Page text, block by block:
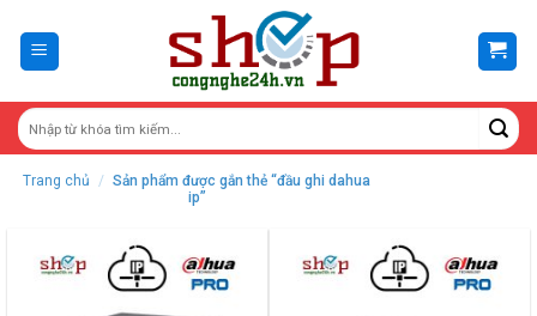
content
Trang chủ / Sản phẩm được gắn thẻ “đầu ghi dahua
ip”